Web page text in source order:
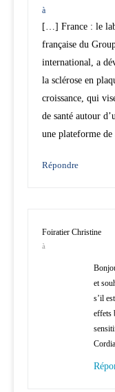
à
[…] France : le
française du
international, a
la sclérose en
croissance, qui
de santé autour
une plateforme
Répondre
Foiratier Christine
à
et
s’il
effets